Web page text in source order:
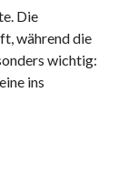
Die
während die
wichtig:
ins